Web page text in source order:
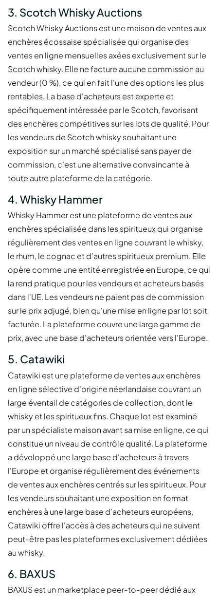
3. Scotch Whisky Auctions
Scotch Whisky Auctions est une maison de ventes aux
enchères écossaise spécialisée qui organise des
ventes en ligne mensuelles axées exclusivement sur le
Scotch whisky. Elle ne facture aucune commission au
vendeur (0 %), ce qui en fait l'une des options les plus
rentables. La base d'acheteurs est experte et
spécifiquement intéressée par le Scotch, favorisant
des enchères compétitives sur les lots de qualité. Pour
les vendeurs de Scotch whisky souhaitant une
exposition sur un marché spécialisé sans payer de
commission, c'est une alternative convaincante à
toute autre plateforme de la catégorie.
4. Whisky Hammer
Whisky Hammer est une plateforme de ventes aux
enchères spécialisée dans les spiritueux qui organise
régulièrement des ventes en ligne couvrant le whisky,
le rhum, le cognac et d'autres spiritueux premium. Elle
opère comme une entité enregistrée en Europe, ce qui
la rend pratique pour les vendeurs et acheteurs basés
dans l'UE. Les vendeurs ne paient pas de commission
sur le prix adjugé, bien qu'une mise en ligne par lot soit
facturée. La plateforme couvre une large gamme de
prix, avec une base d'acheteurs orientée vers l'Europe.
5. Catawiki
Catawiki est une plateforme de ventes aux enchères
en ligne sélective d'origine néerlandaise couvrant un
large éventail de catégories de collection, dont le
whisky et les spiritueux fins. Chaque lot est examiné
par un spécialiste maison avant sa mise en ligne, ce qui
constitue un niveau de contrôle qualité. La plateforme
a développé une large base d'acheteurs à travers
l'Europe et organise régulièrement des événements
de ventes aux enchères centrés sur les spiritueux. Pour
les vendeurs souhaitant une exposition en format
enchères à une large base d'acheteurs européens,
Catawiki offre l'accès à des acheteurs qui ne suivent
peut-être pas les plateformes exclusivement dédiées
au whisky.
6. BAXUS
BAXUS est un marketplace peer-to-peer dédié aux